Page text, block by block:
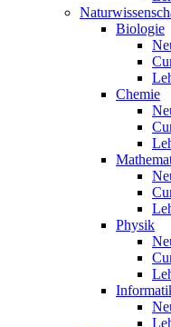
Biologie
Chemie
Physik